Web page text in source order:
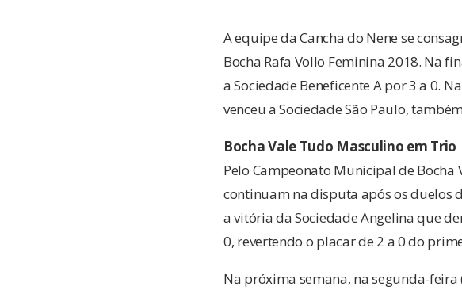
A equipe da Cancha do Nene se
Bocha Rafa Vollo Feminina 2018. Na
a Sociedade Beneficente A por 3 a 0.
venceu a Sociedade São Paulo,
BochaVale Tudo Masculino em Trio
Pelo Campeonato Municipal de
continuam na disputa após os duelos
a vitória da Sociedade Angelina que
0, revertendo o placar de 2 a 0 do
Na próxima semana, na segunda-